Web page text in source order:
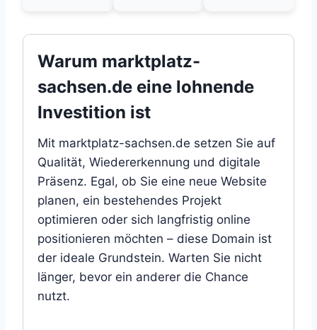
Warum marktplatz-
sachsen.de eine lohnende
Investition ist
Mit marktplatz-sachsen.de setzen Sie auf
Qualität, Wiedererkennung und digitale
Präsenz. Egal, ob Sie eine neue Website
planen, ein bestehendes Projekt
optimieren oder sich langfristig online
positionieren möchten – diese Domain ist
der ideale Grundstein. Warten Sie nicht
länger, bevor ein anderer die Chance
nutzt.